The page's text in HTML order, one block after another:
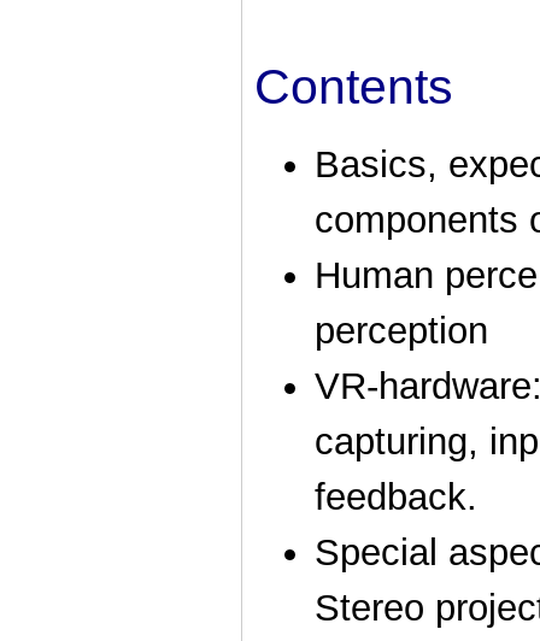
Contents
Basics,
components
Human
perception
VR-
capturing,
feedback.
Special
Stereo